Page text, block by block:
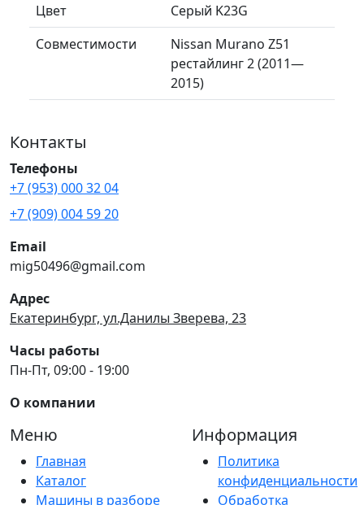
Цвет
Серый K23G
Совместимости
Nissan Murano Z51
рестайлинг 2 (2011—
2015)
Контакты
Телефоны
+7 (953) 000 32 04
+7 (909) 004 59 20
Email
mig50496@gmail.com
Адрес
Екатеринбург, ул.Данилы Зверева, 23
Часы работы
Пн-Пт, 09:00 - 19:00
О компании
Меню
Главная
Каталог
Машины в разборе
Информация
Политика
конфиденциальности
Обработка